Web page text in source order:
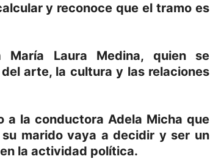
y reconoce que el tramo es
Laura Medina, quien se
arte, la cultura y las relaciones
a la conductora Adela Micha que
marido vaya a decidir y ser un
la actividad política.